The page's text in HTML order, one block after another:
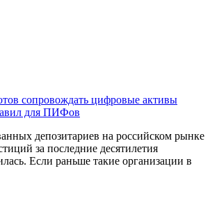
сопровождать цифровые активы
для ПИФов
депозитариев на российском рынке
за последние десятилетия
Если раньше такие организации в